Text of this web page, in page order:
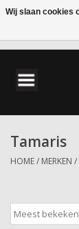
Herenschoenen
Tamaris
HOME/ MERKEN /
Wij slaan cookies